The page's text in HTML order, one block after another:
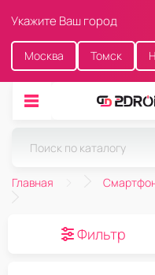
Укажите Ваш город
Москва Томск
Главная
Фильтр